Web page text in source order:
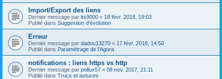
Import/Export des liens
Dernier message par its9000 « 18 févr. 2018, 19:03
Publié dans Suggestion d'évolution
Erreur
Dernier message par dadou13270 « 17 févr. 2018, 14:50
Publié dans Paramétrage de l'Agora
notifications : liens https vs http
Dernier message par pollux57 « 08 nov. 2017, 21:11
Publié dans Trucs et astuces